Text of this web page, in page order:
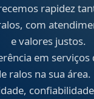
rapidez
com
e valores justos.
em
ralos na sua